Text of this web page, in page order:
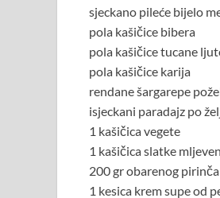
sjeckano pileće bijelo
pola kašičice bibera
pola kašičice tucane
pola kašičice karija
rendane šargarepe
isjeckani paradajz po
1 kašičica vegete
1 kašičica slatke
200 gr obarenog pirinča
1 kesica krem supe od